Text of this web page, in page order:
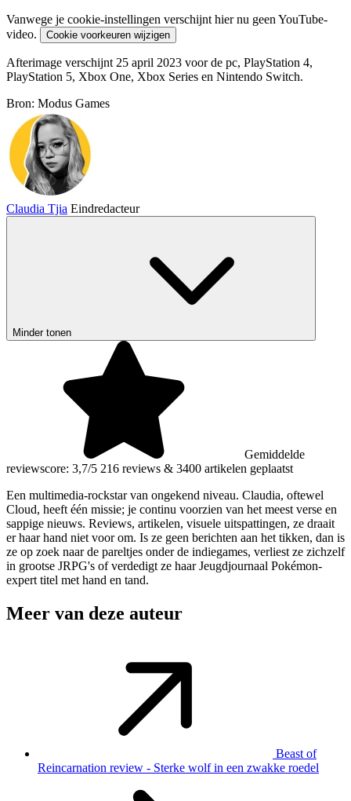
Vanwege je cookie-instellingen verschijnt hier nu geen YouTube-
video.
Cookie voorkeuren wijzigen
Afterimage verschijnt 25 april 2023 voor de pc, PlayStation 4,
PlayStation 5, Xbox One, Xbox Series en Nintendo Switch.
Bron: Modus Games
Claudia Tjia Eindredacteur
Minder tonen
Gemiddelde
reviewscore: 3,7/5 216 reviews & 3400 artikelen geplaatst
Een multimedia-rockstar van ongekend niveau. Claudia, oftewel
Cloud, heeft één missie; je continu voorzien van het meest verse en
sappige nieuws. Reviews, artikelen, visuele uitspattingen, ze draait
er haar hand niet voor om. Is ze geen berichten aan het tikken, dan is
ze op zoek naar de pareltjes onder de indiegames, verliest ze zichzelf
in grootse JRPG's of verdedigt ze haar Jeugdjournaal Pokémon-
expert titel met hand en tand.
Meer van deze auteur
Beast of
Reincarnation review - Sterke wolf in een zwakke roedel